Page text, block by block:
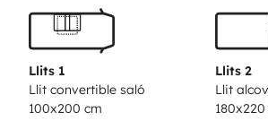
vacanza.Bassi consumi e molto
SOPRATUTTO CON DOPPIO CLIMA
MOTORE
Llits 1
Llit convertible saló
100x200 cm
Llits 2
Llit